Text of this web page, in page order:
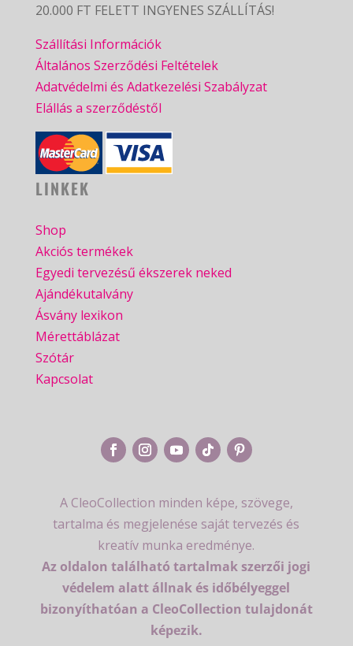
20.000 FT FELETT INGYENES SZÁLLÍTÁS!
Szállítási Információk
Általános Szerződési Feltételek
Adatvédelmi és Adatkezelési Szabályzat
Elállás a szerződéstől
LINKEK
Shop
Akciós termékek
Egyedi tervezésű ékszerek neked
Ajándékutalvány
Ásvány lexikon
Mérettáblázat
Szótár
Kapcsolat
A CleoCollection minden képe, szövege,
tartalma és megjelenése saját tervezés és
kreatív munka eredménye.
Az oldalon található tartalmak szerzői jogi
védelem alatt állnak és időbélyeggel
bizonyíthatóan a CleoCollection tulajdonát
képezik.